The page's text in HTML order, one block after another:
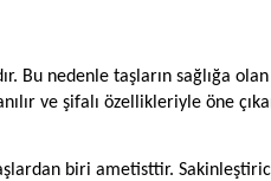
Bu nedenle taşların sağlığa
ve şifalı özellikleriyle öne
biri ametisttir.